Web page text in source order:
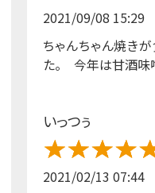
2021/09/08 15:29
ちゃんちゃん焼き
た。 今年は甘酒味
いっつぅ
2021/02/13 07:44